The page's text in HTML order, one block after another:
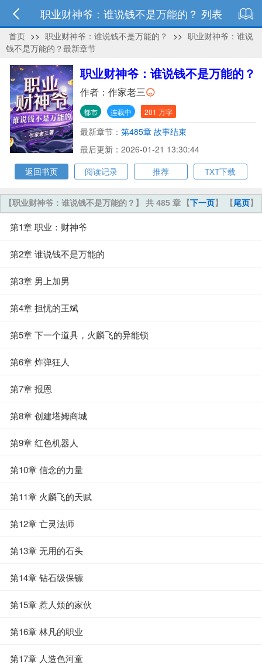
职业财神爷：谁说钱不是万能的？ 列表
首页 >> 职业财神爷：谁说钱不是万能的？ >> 职业财神爷：谁说
钱不是万能的？最新章节
职业财神爷：谁说钱不是万能的？
作者： 作家老三
都市 连载中 201 万字
最新章节： 第485章 故事结束
最后更新：2026-01-21 13:30:44
返回书页
阅读记录 推荐 TXT下载
【下一页】 【尾页】
【职业财神爷：谁说钱不是万能的？】 共 485 章
第1章 职业：财神爷
第2章 谁说钱不是万能的
第3章 男上加男
第4章 担忧的王斌
第5章 下一个道具，火麟飞的异能锁
第6章 炸弹狂人
第7章 报恩
第8章 创建塔姆商城
第9章 红色机器人
第10章 信念的力量
第11章 火麟飞的天赋
第12章 亡灵法师
第13章 无用的石头
第14章 钻石级保镖
第15章 惹人烦的家伙
第16章 林凡的职业
第17章 人造色河童